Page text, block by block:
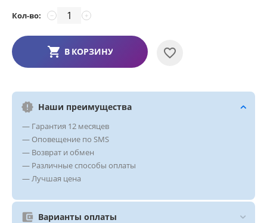
Кол-во: +
−
В КОРЗИНУ
Наши преимущества
— Гарантия 12 месяцев
— Оповещение по SMS
— Возврат и обмен
— Различные способы оплаты
— Лучшая цена
Варианты оплаты